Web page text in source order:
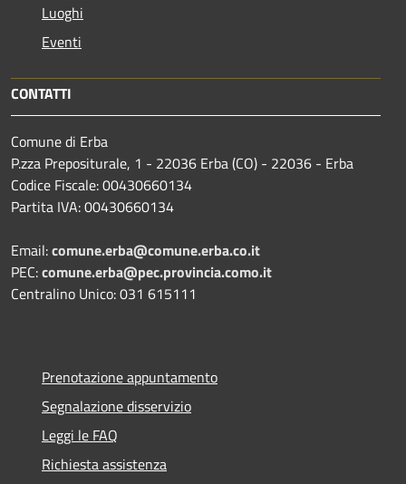
Luoghi
Eventi
CONTATTI
Comune di Erba
P.zza Prepositurale, 1 - 22036 Erba (CO) - 22036 - Erba
Codice Fiscale: 00430660134
Partita IVA: 00430660134
Email:comune.erba@comune.erba.co.it
PEC:comune.erba@pec.provincia.como.it
Centralino Unico: 031 615111
Prenotazione appuntamento
Segnalazione disservizio
Leggi le FAQ
Richiesta assistenza